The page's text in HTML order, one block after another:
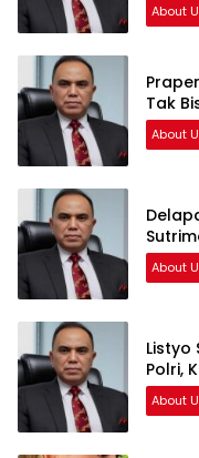
About
Tak
About
About
Listyo
Polri,
About